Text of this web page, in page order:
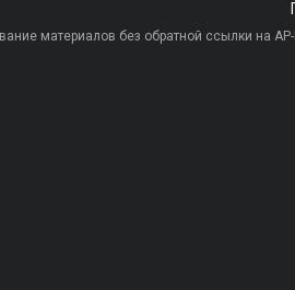
материалов без обратной ссылки на